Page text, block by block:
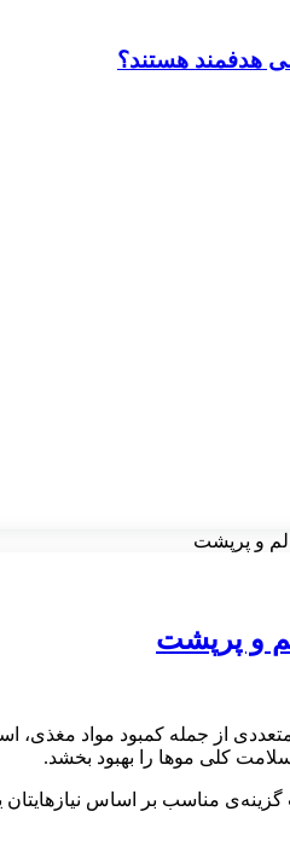
هدفمند هستند؟
و پرپشت
و پرپشت
از جمله کمبود مواد مغذی،
کلی موها را بهبود بخشد.
گزینه‌ی مناسب بر اساس